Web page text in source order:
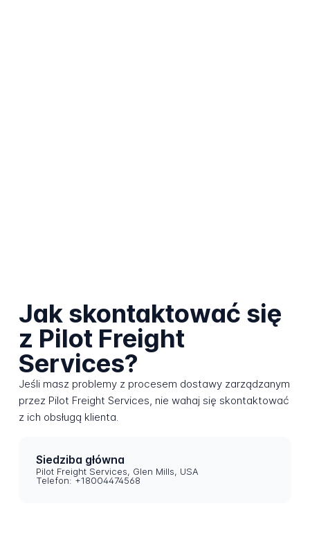
Jak skontaktować się
z Pilot Freight
Services?
Jeśli masz problemy z procesem dostawy zarządzanym
przez Pilot Freight Services, nie wahaj się skontaktować
z ich obsługą klienta.
Siedziba główna
Pilot Freight Services, Glen Mills, USA
Telefon: +18004474568